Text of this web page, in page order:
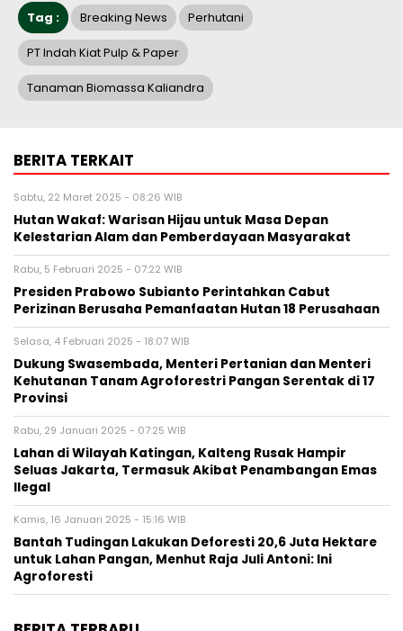
Tag : Breaking News Perhutani
PT Indah Kiat Pulp & Paper
Tanaman Biomassa Kaliandra
BERITA TERKAIT
Sabtu, 22 Maret 2025 - 08:26 WIB
Hutan Wakaf: Warisan Hijau untuk Masa Depan
Kelestarian Alam dan Pemberdayaan Masyarakat
Rabu, 5 Februari 2025 - 07:22 WIB
Presiden Prabowo Subianto Perintahkan Cabut
Perizinan Berusaha Pemanfaatan Hutan 18 Perusahaan
Selasa, 4 Februari 2025 - 18:07 WIB
Dukung Swasembada, Menteri Pertanian dan Menteri
Kehutanan Tanam Agroforestri Pangan Serentak di 17
Provinsi
Rabu, 29 Januari 2025 - 07:25 WIB
Lahan di Wilayah Katingan, Kalteng Rusak Hampir
Seluas Jakarta, Termasuk Akibat Penambangan Emas
Ilegal
Kamis, 16 Januari 2025 - 15:16 WIB
Bantah Tudingan Lakukan Deforesti 20,6 Juta Hektare
untuk Lahan Pangan, Menhut Raja Juli Antoni: Ini
Agroforesti